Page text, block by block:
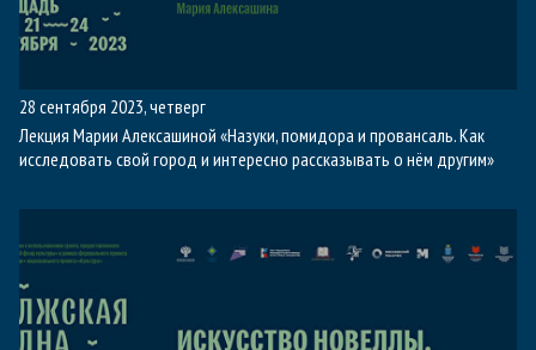
28 сентября 2023, четверг
Лекция Марии Алексашиной «Назуки, помидора и провансаль. Как
исследовать свой город и интересно рассказывать о нём другим»